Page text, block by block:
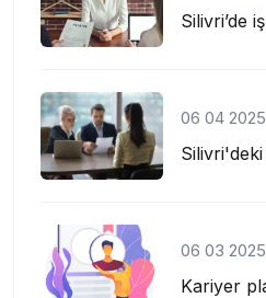
06 04 2025
06 03 2025